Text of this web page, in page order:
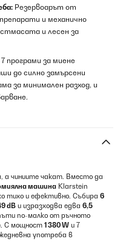
Резервоарът от
и механично
и лесен за
7 програми за миене
до силно замърсени
за минимален разход, и
а чиниите чакат. Вместо да
машина Klarstein
тихо и ефективно. Събира 6
dB и изразходва едва 6,5
по-малко от ръчното
С мощност 1 380 W и 7
употреба в